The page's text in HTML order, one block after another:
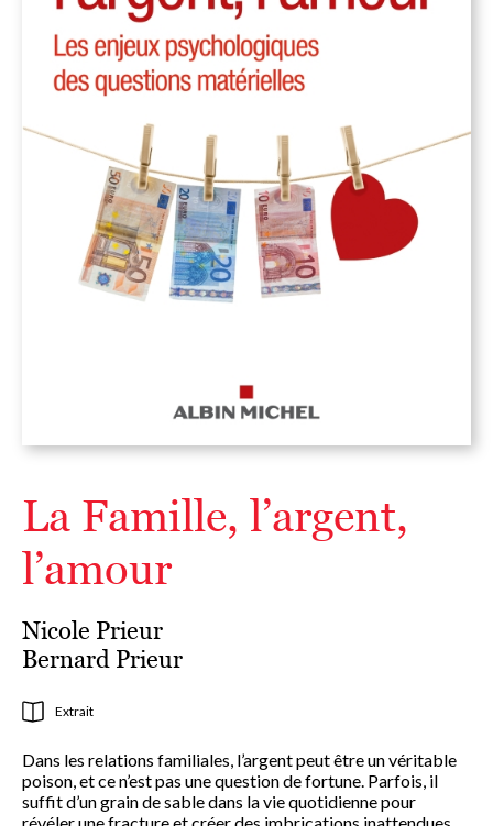
La Famille, l’argent,
l’amour
Nicole Prieur
Bernard Prieur
Extrait
Dans les relations familiales, l’argent peut être un véritable
poison, et ce n’est pas une question de fortune. Parfois, il
suffit d’un grain de sable dans la vie quotidienne pour
révéler une fracture et créer des imbrications inattendues